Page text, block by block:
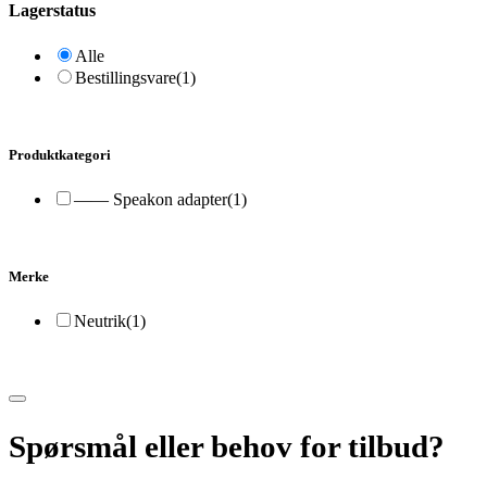
Lagerstatus
Alle
Bestillingsvare(1)
Produktkategori
—— Speakon adapter(1)
Merke
Neutrik(1)
Spørsmål eller behov for tilbud?